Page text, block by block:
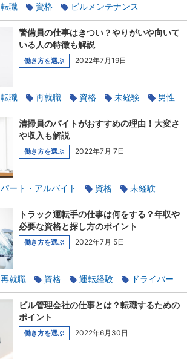
転職 資格 ビルメンテナンス
警備員の仕事はきつい？やりがいや向いて
いる人の特徴も解説
働き方を選ぶ 2022年7月19日
転職 再就職 資格 未経験
男性
清掃員のバイトがおすすめの理由！大変さ
や収入も解説
働き方を選ぶ 2022年7月 7日
パート・アルバイト 資格
未経験
トラック運転手の仕事は何をする？年収や
必要な資格と探し方のポイント
働き方を選ぶ 2022年7月 5日
再就職 資格 運転経験 ドライバー
ビル管理会社の仕事とは？転職するための
ポイント
働き方を選ぶ 2022年6月30日